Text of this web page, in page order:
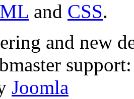
and CSS.
and new
Joomla